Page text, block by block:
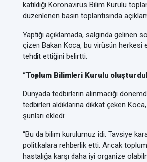
katıldığı Koronavirüs Bilim Kurulu
düzenlenen basın toplantısında
Yaptığı açıklamada, salgında gelinen
çizen Bakan Koca, bu virüsün herkesi
tehdit ettiğini belirtti.
“Toplum Bilimleri Kurulu
Dünyada tedbirlerin alınmadığı
tedbirleri aldıklarına dikkat çeken
şunları ekledi:
“Bu da bilim kurulumuz idi. Tavsiye
politikalara rehberlik etti. Ancak
hastalığa karşı daha iyi organize